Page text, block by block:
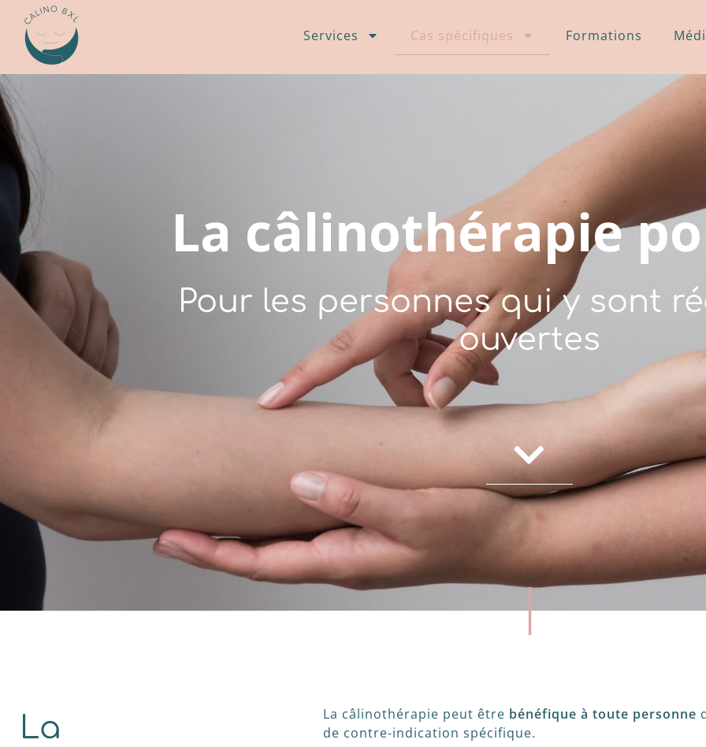
Services Cas spécifiques Formations
La câlinothérapie
Pour les personnes qui y sont
ouvertes
La
La câlinothérapie peut être bénéfique à toute personne
de contre-indication spécifique.